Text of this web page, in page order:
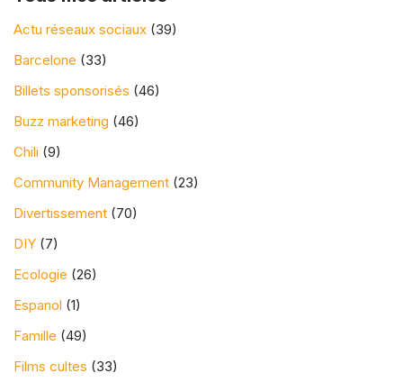
Actu réseaux sociaux (39)
Barcelone (33)
Billets sponsorisés (46)
Buzz marketing (46)
Chili (9)
Community Management (23)
Divertissement (70)
DIY (7)
Ecologie (26)
Espanol (1)
Famille (49)
Films cultes (33)